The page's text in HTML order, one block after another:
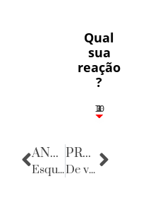
Qual
sua
reação
?
3
1
1
2
10
ANTERIOR
Esquinas do Mundo
PRÓXIMA
De volta para o passado